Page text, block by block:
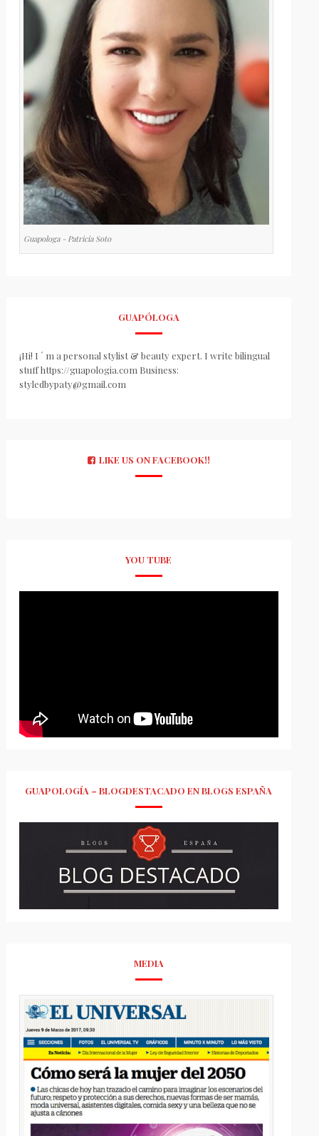
Guapologa - Patricia Soto
GUAPÓLOGA
¡Hi! I ´ m a personal stylist & beauty expert. I write bilingual
stuff https://guapologia.com Business:
styledbypaty@gmail.com
LIKE US ON FACEBOOK!!
YOU TUBE
GUAPOLOGÍA – BLOGDESTACADO EN BLOGS ESPAÑA
MEDIA